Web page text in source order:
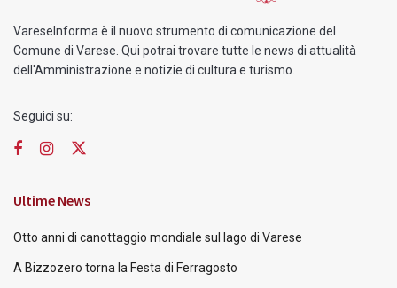
VareseInforma è il nuovo strumento di comunicazione del
Comune di Varese. Qui potrai trovare tutte le news di attualità
dell'Amministrazione e notizie di cultura e turismo.
Seguici su:
Ultime News
Otto anni di canottaggio mondiale sul lago di Varese
A Bizzozero torna la Festa di Ferragosto